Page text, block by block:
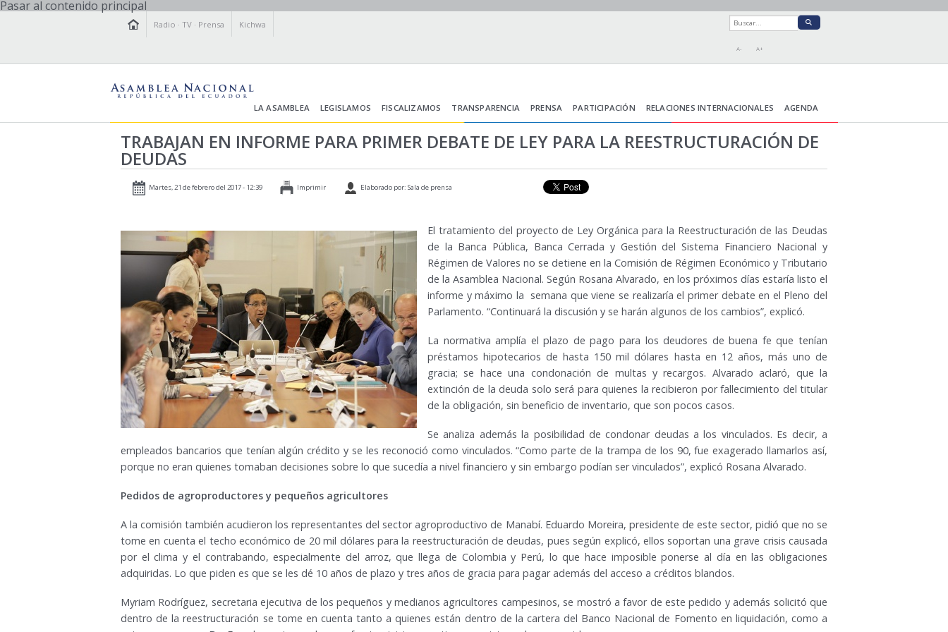
Pasar al contenido principal
Radio ·TV · Prensa Kichwa
A- A+
LA ASAMBLEA LEGISLAMOS FISCALIZAMOS TRANSPARENCIA PRENSA PARTICIPACIÓN RELACIONES INTERNACIONALES AGENDA
TRABAJAN EN INFORME PARA PRIMER DEBATE DE LEY PARA LA REESTRUCTURACIÓN DE
DEUDAS
Martes, 21 de febrero del 2017 - 12:39 Imprimir Elaborado por: Sala de prensa
El tratamiento del proyecto de Ley Orgánica para la Reestructuración de las Deudas
de la Banca Pública, Banca Cerrada y Gestión del Sistema Financiero Nacional y
Régimen de Valores no se detiene en la Comisión de Régimen Económico y Tributario
de la Asamblea Nacional. Según Rosana Alvarado, en los próximos días estaría listo el
informe y máximo la semana que viene se realizaría el primer debate en el Pleno del
Parlamento. “Continuará la discusión y se harán algunos de los cambios”, explicó.
La normativa amplía el plazo de pago para los deudores de buena fe que tenían
préstamos hipotecarios de hasta 150 mil dólares hasta en 12 años, más uno de
gracia; se hace una condonación de multas y recargos. Alvarado aclaró, que la
extinción de la deuda solo será para quienes la recibieron por fallecimiento del titular
de la obligación, sin beneficio de inventario, que son pocos casos.
Se analiza además la posibilidad de condonar deudas a los vinculados. Es decir, a
empleados bancarios que tenían algún crédito y se les reconoció como vinculados. “Como parte de la trampa de los 90, fue exagerado llamarlos así,
porque no eran quienes tomaban decisiones sobre lo que sucedía a nivel financiero y sin embargo podían ser vinculados”, explicó Rosana Alvarado.
Pedidos de agroproductores y pequeños agricultores
A la comisión también acudieron los representantes del sector agroproductivo de Manabí. Eduardo Moreira, presidente de este sector, pidió que no se
tome en cuenta el techo económico de 20 mil dólares para la reestructuración de deudas, pues según explicó, ellos soportan una grave crisis causada
por el clima y el contrabando, especialmente del arroz, que llega de Colombia y Perú, lo que hace imposible ponerse al día en las obligaciones
adquiridas. Lo que piden es que se les dé 10 años de plazo y tres años de gracia para pagar además del acceso a créditos blandos.
Myriam Rodríguez, secretaria ejecutiva de los pequeños y medianos agricultores campesinos, se mostró a favor de este pedido y además solicitó que
dentro de la reestructuración se tome en cuenta tanto a quienes están dentro de la cartera del Banco Nacional de Fomento en liquidación, como a